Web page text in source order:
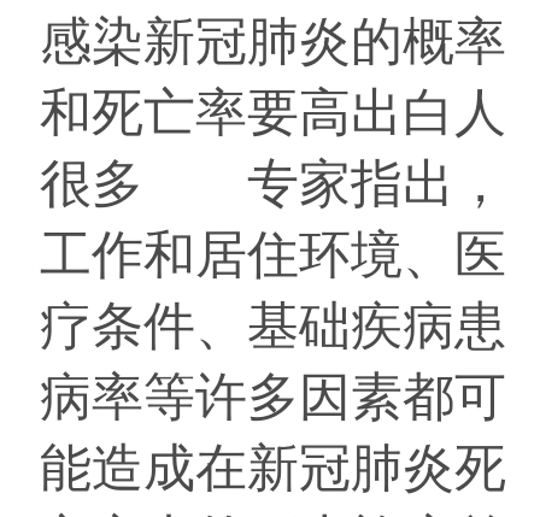
感染新冠肺炎的概率
和死亡率要高出白人
很多 专家指出，
工作和居住环境、医
疗条件、基础疾病患
病率等许多因素都可
能造成在新冠肺炎死